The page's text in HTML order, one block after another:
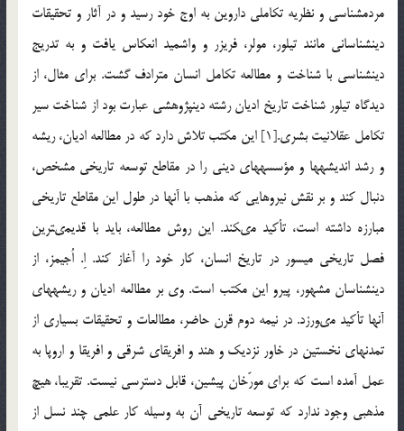
مردم‏شناسى و نظريه تكاملى داروين به اوج خود رسيد و در آثار و تحقيقات
دين‏شناسانى مانند تيلور، مولر، فريزر و واشميد انعكاس يافت و به تدريج
دين‏شناسى با شناخت و مطالعه تكامل انسان مترادف گشت. براى مثال، از
ديدگاه تيلور شناخت تاريخ اديان رشته دين‏پژوهشى عبارت بود از شناخت سير
تكامل عقلانيت بشرى.[1] اين مكتب تلاش دارد كه در مطالعه اديان، ريشه
و رشد انديشه‏ها و مؤسسه‏هاى دينى را در مقاطع توسعه تاريخى مشخص،
دنبال كند و بر نقش نيروهايى كه مذهب با آن‏ها در طول اين مقاطع تاريخى
مبارزه داشته است، تأكيد مى‏كند. اين روش مطالعه، بايد با قديمى‏ترين
فصل تاريخى ميسور در تاريخ انسان، كار خود را آغاز كند. اِ. اُجيمز، از
دين‏شناسان مشهور، پيرو اين مكتب است. وى بر مطالعه اديان و ريشه‏هاى
آن‏ها تأكيد مى‏ورزد. در نيمه دوم قرن حاضر، مطالعات و تحقيقات بسيارى از
تمدن‏هاى نخستين در خاور نزديك و هند و افريقاى شرقى و افريقا و اروپا به
عمل آمده است كه براى مورّخان پيشين، قابل دسترسى نيست. تقريبا، هيچ
مذهبى وجود ندارد كه توسعه تاريخى آن به وسيله كار علمى چند نسل از